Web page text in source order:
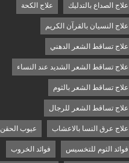
علاج الصداع بالتدليك علاج الكحة
علاج النسيان بالقرآن الكريم
علاج تساقط الشعر الدهني
علاج تساقط الشعر الشديد عند النساء
علاج تساقط الشعر بالثوم
علاج تساقط الشعر للرجال
علاج عرق النسا بالاعشاب عيوب
فوائد الثوم للتخسيس فوائد الخروب